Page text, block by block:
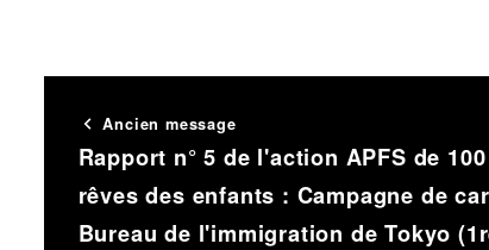
Ancien message
Rapport n° 5 de l'action APFS de
rêves des enfants : Campagne de
Bureau de l'immigration de Tokyo